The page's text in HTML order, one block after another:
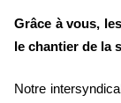
Grâce à vous,
le chantier de la
Notre